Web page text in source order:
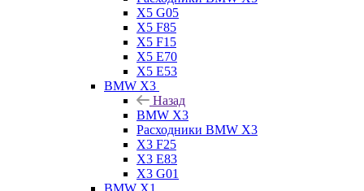
X5 G05
X5 F85
X5 F15
X5 E70
X5 E53
BMW X3
Назад
BMW X3
Расходники BMW X3
X3 F25
X3 E83
X3 G01
BMW X1